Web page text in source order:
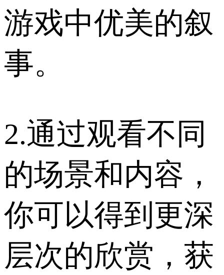
游戏中优美的叙
事。
2.通过观看不同
的场景和内容，
你可以得到更深
层次的欣赏，获